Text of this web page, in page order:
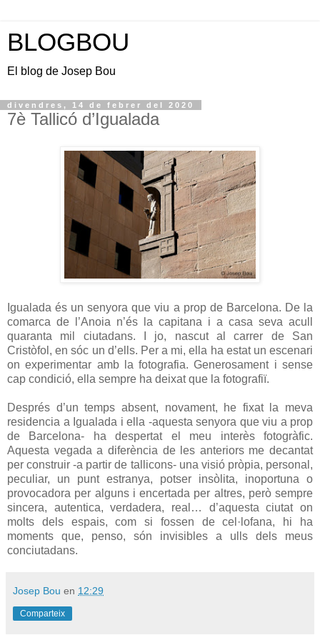
BLOGBOU
El blog de Josep Bou
divendres, 14 de febrer del 2020
7è Tallicó d’Igualada
Igualada és un senyora que viu a prop de Barcelona. De la
comarca de l’Anoia n’és la capitana i a casa seva acull
quaranta mil ciutadans. I jo, nascut al carrer de San
Cristòfol, en sóc un d’ells. Per a mi, ella ha estat un escenari
on experimentar amb la fotografia. Generosament i sense
cap condició, ella sempre ha deixat que la fotografiï.
Després d’un temps absent, novament, he fixat la meva
residencia a Igualada i ella -aquesta senyora que viu a prop
de Barcelona- ha despertat el meu interès fotogràfic.
Aquesta vegada a diferència de les anteriors me decantat
per construir -a partir de tallicons- una visió pròpia, personal,
peculiar, un punt estranya, potser insòlita, inoportuna o
provocadora per alguns i encertada per altres, però sempre
sincera, autentica, verdadera, real… d’aquesta ciutat on
molts dels espais, com si fossen de cel·lofana, hi ha
moments que, penso, són invisibles a ulls dels meus
conciutadans.
Josep Bou en 12:29
Comparteix